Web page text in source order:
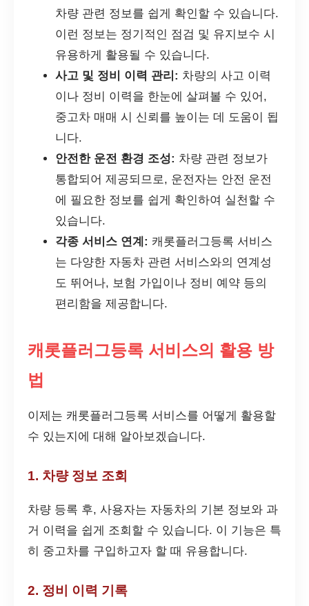
차량 관련 정보를 쉽게 확인할 수 있습니다.
이런 정보는 정기적인 점검 및 유지보수 시
유용하게 활용될 수 있습니다.
사고 및 정비 이력 관리: 차량의 사고 이력
이나 정비 이력을 한눈에 살펴볼 수 있어,
중고차 매매 시 신뢰를 높이는 데 도움이 됩
니다.
안전한 운전 환경 조성: 차량 관련 정보가
통합되어 제공되므로, 운전자는 안전 운전
에 필요한 정보를 쉽게 확인하여 실천할 수
있습니다.
각종 서비스 연계: 캐롯플러그등록 서비스
는 다양한 자동차 관련 서비스와의 연계성
도 뛰어나, 보험 가입이나 정비 예약 등의
편리함을 제공합니다.
캐롯플러그등록 서비스의 활용 방
법
이제는 캐롯플러그등록 서비스를 어떻게 활용할
수 있는지에 대해 알아보겠습니다.
1. 차량 정보 조회
차량 등록 후, 사용자는 자동차의 기본 정보와 과
거 이력을 쉽게 조회할 수 있습니다. 이 기능은 특
히 중고차를 구입하고자 할 때 유용합니다.
2. 정비 이력 기록